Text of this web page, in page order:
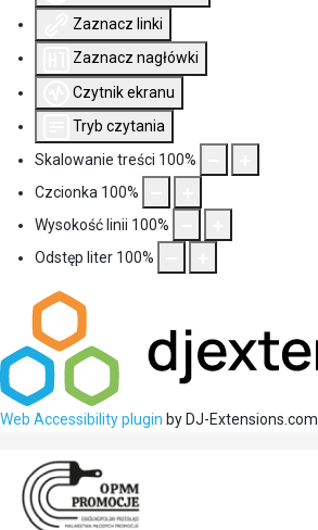
Zaznacz linki
Zaznacz nagłówki
Czytnik ekranu
Tryb czytania
Skalowanie treści 100%
Czcionka 100%
Wysokość linii 100%
Odstęp liter 100%
Web Accessibility plugin by DJ-Extensions.com